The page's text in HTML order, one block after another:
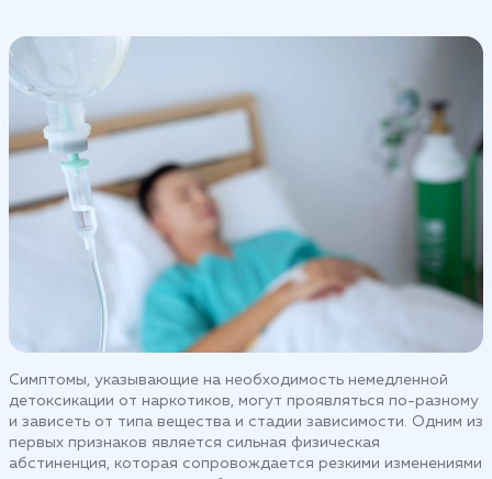
Симптомы, указывающие на необходимость немедленной
детоксикации от наркотиков, могут проявляться по-разному
и зависеть от типа вещества и стадии зависимости. Одним из
первых признаков является сильная физическая
абстиненция, которая сопровождается резкими изменениями